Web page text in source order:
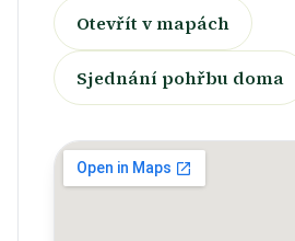
Otevřít v mapách
Sjednání pohřbu doma